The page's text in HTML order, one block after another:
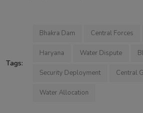
Tags:
Bhakra Dam Central Forces
Haryana Water Dispute
Security Deployment Central
Water Allocation